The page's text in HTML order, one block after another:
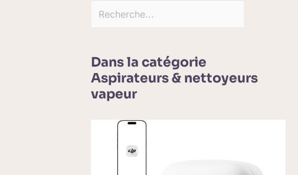
Dans la catégorie
Aspirateurs & nettoyeurs
vapeur